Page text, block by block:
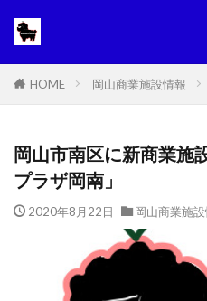
HOME 岡山商業施設情報
岡山市南区に新商業施
プラザ岡南」
2020年8月22日 岡山商業施設